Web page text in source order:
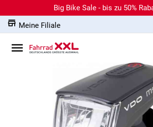
Big Bike Sale - bis zu 50%
Meine Filiale